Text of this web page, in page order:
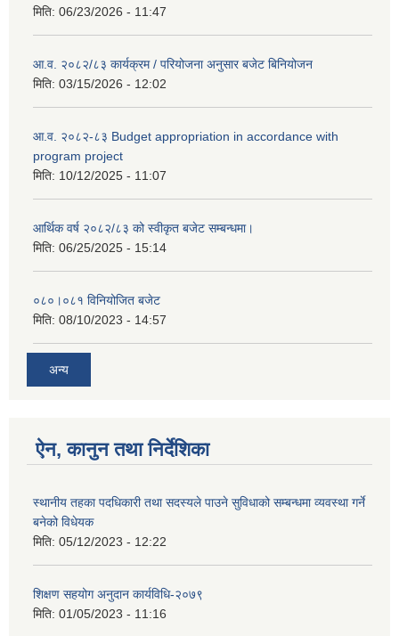
मिति: 06/23/2026 - 11:47
आ.व. २०८२/८३ कार्यक्रम / परियोजना अनुसार बजेट बिनियोजन
मिति: 03/15/2026 - 12:02
आ.व. २०८२-८३ Budget appropriation in accordance with
program project
मिति: 10/12/2025 - 11:07
आर्थिक वर्ष २०८२/८३ को स्वीकृत बजेट सम्बन्धमा।
मिति: 06/25/2025 - 15:14
०८०।०८१ विनियोजित बजेट
मिति: 08/10/2023 - 14:57
अन्य
ऐन, कानुन तथा निर्देशिका
स्थानीय तहका पदधिकारी तथा सदस्यले पाउने सुविधाको सम्बन्धमा व्यवस्था गर्ने
बनेको विधेयक
मिति: 05/12/2023 - 12:22
शिक्षण सहयोग अनुदान कार्यविधि-२०७९
मिति: 01/05/2023 - 11:16